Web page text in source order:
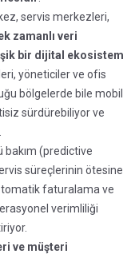
servis merkezleri,
zamanlı veri
bir dijital ekosistem
yöneticiler ve ofis
bölgelerde bile mobil
sürdürebiliyor ve
(predictive
süreçlerinin ötesine
faturalama ve
verimliliği
ve müşteri